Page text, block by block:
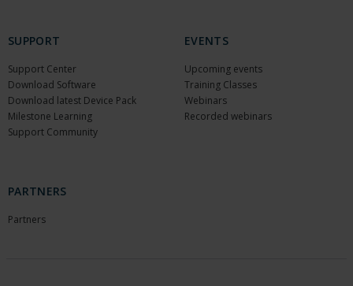
SUPPORT
Support Center
Download Software
Download latest Device Pack
Milestone Learning
Support Community
EVENTS
Upcoming events
Training Classes
Webinars
Recorded webinars
PARTNERS
Partners